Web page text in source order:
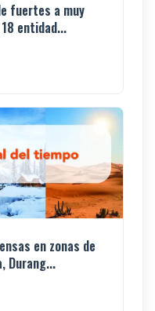
fuertes a muy
entidad...
en zonas de
Durang...